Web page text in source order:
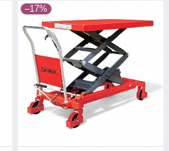
–17%